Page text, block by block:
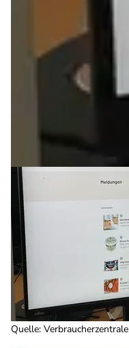
Quelle: Verbraucherzentrale